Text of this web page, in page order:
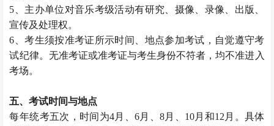
5、主办单位对音乐考级活动有研究、摄像、录像、出版、
宣传及处理权。
6、考生须按准考证所示时间、地点参加考试，自觉遵守考
试纪律。无准考证或准考证与考生身份不符者，均不准进入
考场。
五、考试时间与地点
每年统考五次，时间为4月、6月、8月、10月和12月。具体